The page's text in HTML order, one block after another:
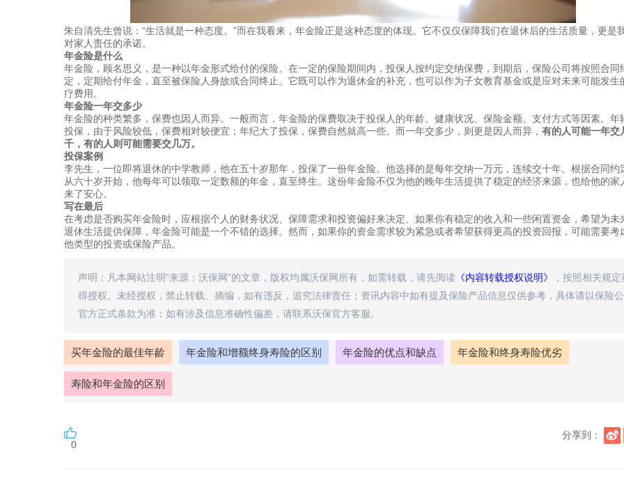
朱自清先生曾说：“生活就是一种态度。”而在我看来，年金险正是这种态度的体现。它不仅仅保障我们在退休后的生活质量，更是
对家人责任的承诺。
年金险是什么
年金险，顾名思义，是一种以年金形式给付的保险。在一定的保险期间内，投保人按约定交纳保费，到期后，保险公司将按照合同
定，定期给付年金，直至被保险人身故或合同终止。它既可以作为退休金的补充，也可以作为子女教育基金或是应对未来可能发生
疗费用。
年金险一年交多少
年金险的种类繁多，保费也因人而异。一般而言，年金险的保费取决于投保人的年龄、健康状况、保险金额、支付方式等因素。年
投保，由于风险较低，保费相对较便宜；年纪大了投保，保费自然就高一些。而一年交多少，则更是因人而异， 有的人可能一年交
千，有的人则可能需要交几万。
投保案例
李先生，一位即将退休的中学教师，他在五十岁那年，投保了一份年金险。他选择的是每年交纳一万元，连续交十年。根据合同约
从六十岁开始，他每年可以领取一定数额的年金，直至终生。这份年金险不仅为他的晚年生活提供了稳定的经济来源，也给他的家
来了安心。
写在最后
在考虑是否购买年金险时，应根据个人的财务状况、保障需求和投资偏好来决定。如果你有稳定的收入和一些闲置资金，希望为未
退休生活提供保障，年金险可能是一个不错的选择。然而，如果你的资金需求较为紧急或者希望获得更高的投资回报，可能需要考
他类型的投资或保险产品。
声明：凡本网站注明“来源：沃保网”的文章，版权均属沃保网所有，如需转载，请先阅读《内容转载授权说明》
，按照相关规定
得授权。未经授权，禁止转载、摘编，如有违反，追究法律责任；资讯内容中如有提及保险产品信息仅供参考，具体请以保险公
官方正式条款为准；如有涉及信息准确性偏差，请联系沃保官方客服。
买年金险的最佳年龄 年金险和增额终身寿险的区别 年金险的优点和缺点 年金险和终身寿险优劣
寿险和年金险的区别
0
分享到：